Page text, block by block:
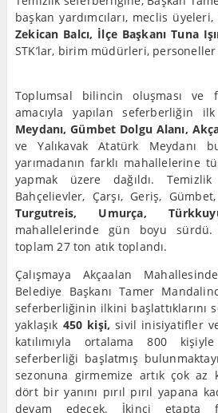
başkan yardımcıları, meclis üyeleri,
Zekican Balcı, İlçe Başkanı Tuna
STK’lar, birim müdürleri, personeller
Toplumsal bilincin oluşması ve
amacıyla yapılan seferberliğin
Meydanı, Gümbet Dolgu Alanı,
ve Yalıkavak Atatürk Meydanı
yarımadanın farklı mahallelerine
yapmak üzere dağıldı. Temizlik
Bahçelievler, Çarşı, Geriş, Gümbet,
Turgutreis, Umurça,
mahallelerinde gün boyu sürdü.
toplam 27 ton atık toplandı.
Çalışmaya Akçaalan
Belediye Başkanı Tamer
seferberliğinin ilkini başlattıklarını
yaklaşık 450 kişi, sivil inisiyatifler ve
katılımıyla ortalama 800
seferberliği başlatmış
sezonuna girmemize artık çok az
dört bir yanını pırıl pırıl yapana
devam edecek. İkinci etapta